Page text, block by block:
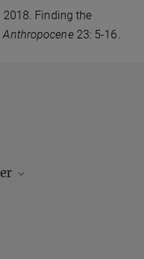
2018. Finding the
Anthropocene 23: 5-16.